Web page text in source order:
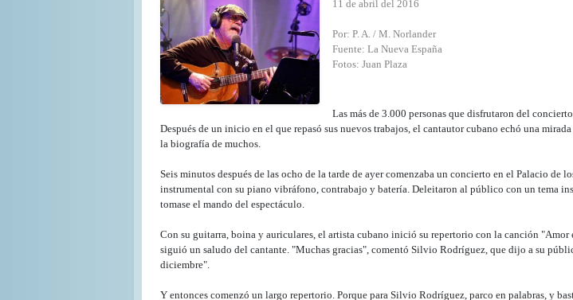
11 de abril del 2016
Por: P. A. / M. Norlander
Fuente: La Nueva España
Fotos: Juan Plaza
Las más de 3.000 personas que disfrutaron del
Después de un inicio en el que repasó sus nuevos trabajos, el cantautor cubano echó una
la biografía de muchos.
Seis minutos después de las ocho de la tarde de ayer comenzaba un concierto en el Palacio de
instrumental con su piano vibráfono, contrabajo y batería. Deleitaron al público con un tema
tomase el mando del espectáculo.
Con su guitarra, boina y auriculares, el artista cubano inició su repertorio con la canción
siguió un saludo del cantante. "Muchas gracias", comentó Silvio Rodríguez, que dijo a su
diciembre".
Y entonces comenzó un largo repertorio. Porque para Silvio Rodríguez, parco en palabras, y